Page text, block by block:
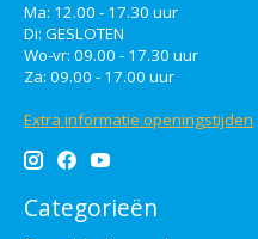
Ma: 12.00 - 17.30 uur
Di: GESLOTEN
Wo-vr: 09.00 - 17.30 uur
Za: 09.00 - 17.00 uur
Extra informatie openingstijden
Categorieën